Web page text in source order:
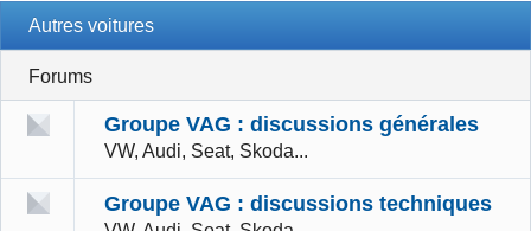
Autres voitures
Forums
Groupe VAG : discussions générales
VW, Audi, Seat, Skoda...
Groupe VAG : discussions techniques